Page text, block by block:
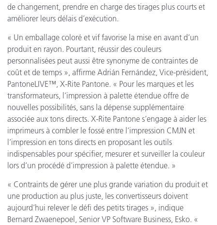
de changement, prendre en charge des tirages plus courts et
améliorer leurs délais d’exécution.
« Un emballage coloré et vif favorise la mise en avant d’un
produit en rayon. Pourtant, réussir des couleurs
personnalisées peut aussi être synonyme de contraintes de
coût et de temps », affirme Adrián Fernández, Vice-président,
PantoneLIVE™, X-Rite Pantone. « Pour les marques et les
transformateurs, l’impression à palette étendue offre de
nouvelles possibilités, sans la dépense supplémentaire
associée aux tons directs. X-Rite Pantone s’engage à aider les
imprimeurs à combler le fossé entre l’impression CMJN et
l’impression en tons directs en proposant les outils
indispensables pour spécifier, mesurer et surveiller la couleur
lors d’un procédé d’impression à palette étendue. »
« Contraints de gérer une plus grande variation du produit et
une production au plus juste, les convertisseurs doivent
aujourd’hui relever le défi des petits tirages », indique
Bernard Zwaenepoel, Senior VP Software Business, Esko. «